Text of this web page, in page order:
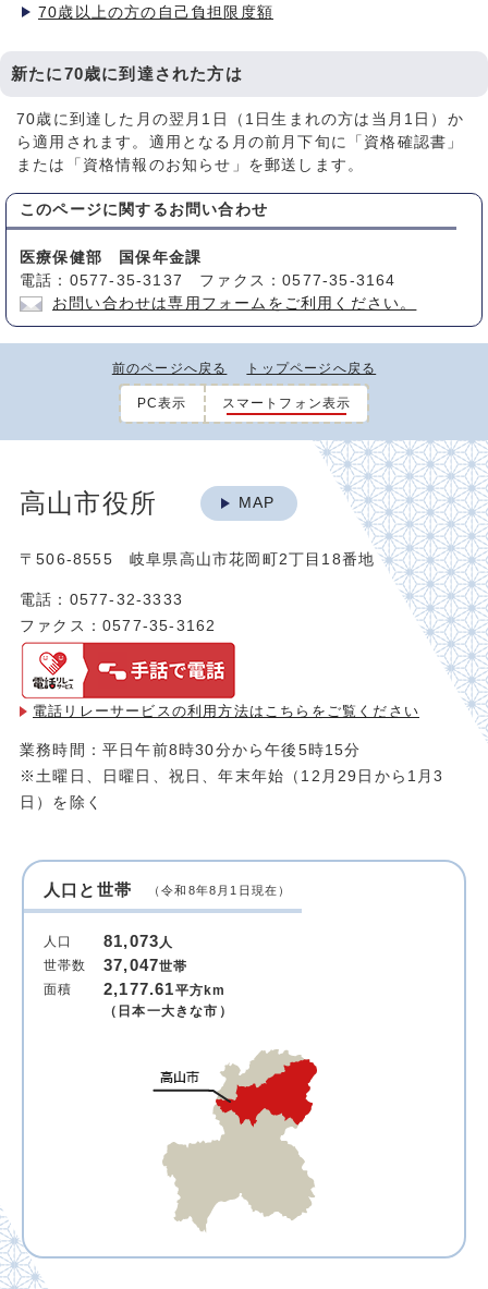
70歳以上の方の自己負担限度額
新たに70歳に到達された方は
70歳に到達した月の翌月1日（1日生まれの方は当月1日）か
ら適用されます。適用となる月の前月下旬に「資格確認書」
または「資格情報のお知らせ」を郵送します。
このページに関する お問い合わせ
医療保健部 国保年金課
電話：0577-35-3137 ファクス：0577-35-3164
お問い合わせは専用フォームをご利用ください。
前のページへ戻る トップページへ戻る
PC表示 スマートフォン表示
高山市役所 MAP
〒506-8555 岐阜県高山市花岡町2丁目18番地
電話：0577-32-3333
ファクス：0577-35-3162
電話リレーサービスの利用方法は こちらをご覧ください
業務時間：平日午前8時30分から午後5時15分
※土曜日、日曜日、祝日、年末年始（12月29日から1月3
日）を除く
人口と世帯 （令和8年8月1日現在）
人口 81,073人
世帯数
37,047世帯
面積
2,177.61平方km
（日本一大きな市）